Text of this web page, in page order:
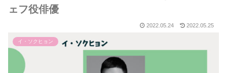
ェフ役俳優
2022.05.24 2022.05.25
イ・ソクヒョン